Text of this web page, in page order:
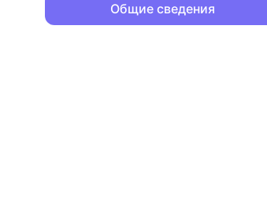
Общие сведения